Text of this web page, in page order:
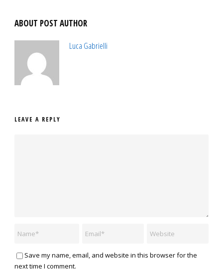
ABOUT POST AUTHOR
Luca Gabrielli
LEAVE A REPLY
Save my name, email, and website in this browser for the
next time I comment.